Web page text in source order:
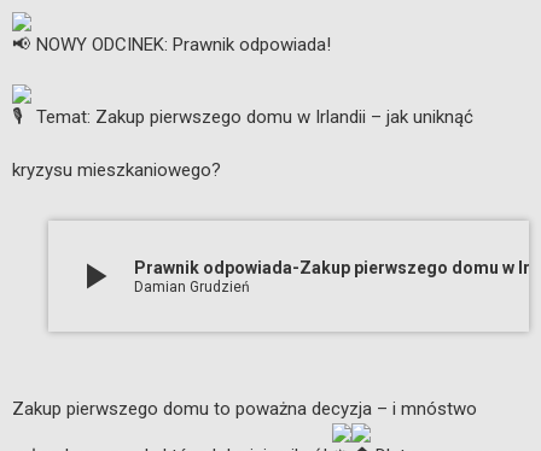
NOWY ODCINEK: Prawnik odpowiada!
Temat: Zakup pierwszego domu w Irlandii – jak uniknąć
kryzysu mieszkaniowego?
play_arrow Damian Grudzień
Zakup pierwszego domu to poważna decyzja – i mnóstwo